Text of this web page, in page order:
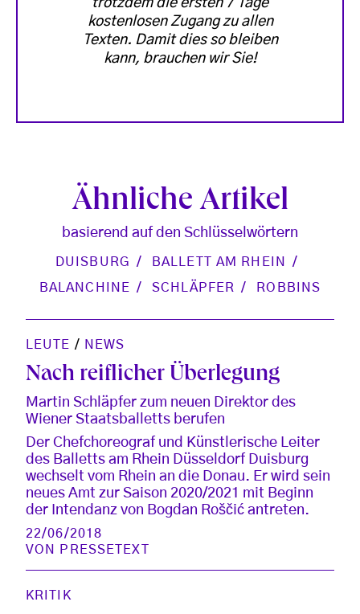
trotzdem die ersten 7 Tage
kostenlosen Zugang zu allen
Texten. Damit dies so bleiben
kann, brauchen wir Sie!
Ähnliche Artikel
basierend auf den Schlüsselwörtern
DUISBURG
BALLETT AM RHEIN
BALANCHINE
SCHLÄPFER ROBBINS
LEUTE / NEWS
Nach reiflicher Überlegung
Martin Schläpfer zum neuen Direktor des
Wiener Staatsballetts berufen
Der Chefchoreograf und Künstlerische Leiter
des Balletts am Rhein Düsseldorf Duisburg
wechselt vom Rhein an die Donau. Er wird sein
neues Amt zur Saison 2020/2021 mit Beginn
der Intendanz von Bogdan Roščić antreten.
22/06/2018
VON
PRESSETEXT
KRITIK